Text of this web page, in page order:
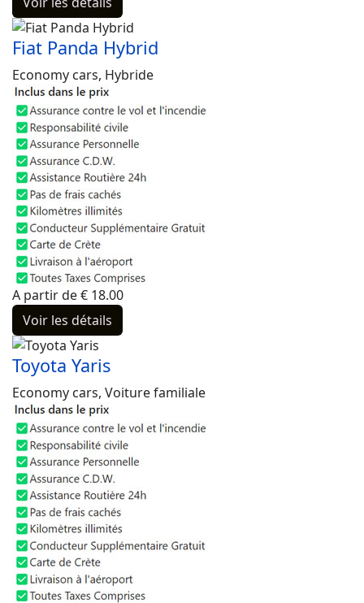
Fiat Panda Hybrid
Economy cars, Hybride
A partir de€ 18.00
Voir les détails
Toyota Yaris
Economy cars, Voiture familiale